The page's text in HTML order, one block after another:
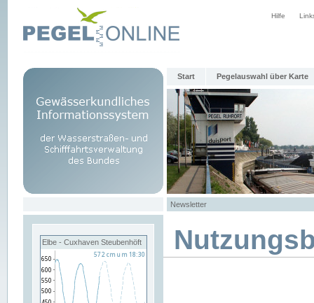
Hilfe
Start Pegelauswahl über Karte
Newsletter
Elbe - Cuxhaven Steubenhöft